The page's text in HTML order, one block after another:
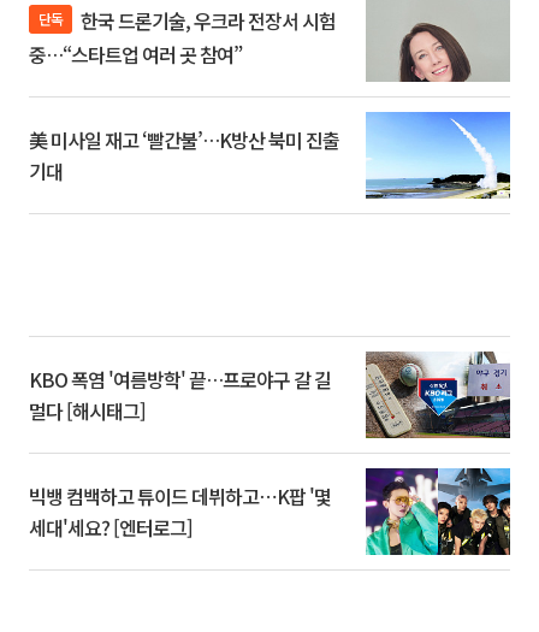
단독
중…“스타트업 여러 곳 참여”
美 미사일 재고 ‘빨간불’…K방산 북미 진출
기대
KBO 폭염 '여름방학' 끝…프로야구 갈 길
멀다 [해시태그]
빅뱅 컴백하고 튜이드 데뷔하고⋯K팝 '몇
세대'세요? [엔터로그]